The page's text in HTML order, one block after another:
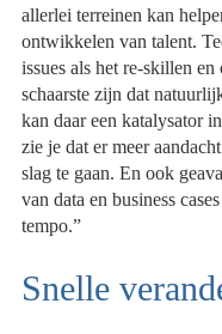
allerlei terreinen kan
ontwikkelen van talent.
issues als het re-skillen
schaarste zijn dat
kan daar een katalysator
zie je dat er meer
slag te gaan. En ook
van data en business
tempo.”
Snelle